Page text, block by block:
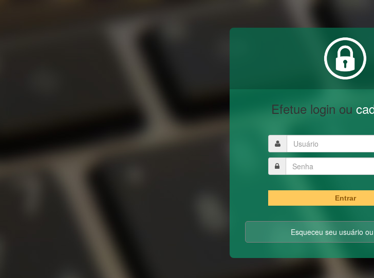
Efetue login ou
Entrar
Esqueceu seu usuário